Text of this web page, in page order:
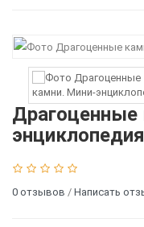
энциклопедия
0 отзывов / Написать